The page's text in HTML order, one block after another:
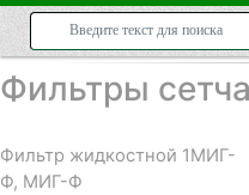
Фильтры
Фильтр жидкостной 1МИГ-
Ф, МИГ-Ф